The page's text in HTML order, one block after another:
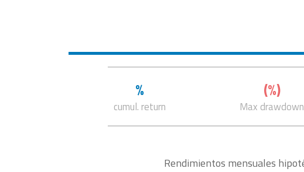
%
cumul. return
(%)
Max drawdown
Rendimientos mensuales